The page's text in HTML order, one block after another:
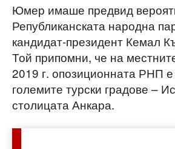
Юмер имаше предвид
Републиканската народна
кандидат-президент Кемал
Той припомни, че на
2019 г. опозиционната РНП
големите турски градове –
столицата Анкара.